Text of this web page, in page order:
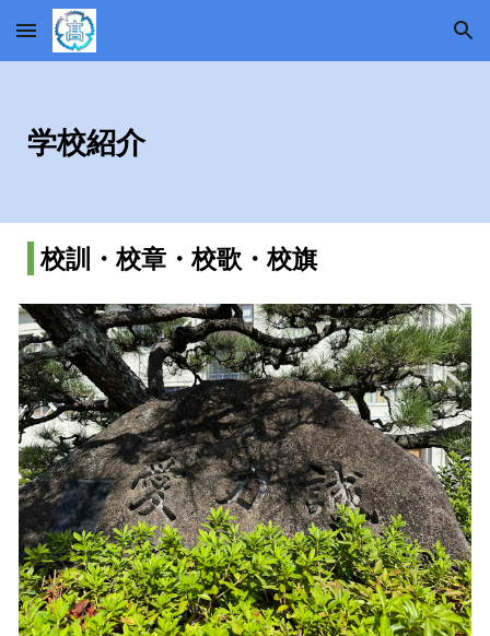
Skip to main content Skip to navigation
学校紹介
校訓・校章・校歌・校旗